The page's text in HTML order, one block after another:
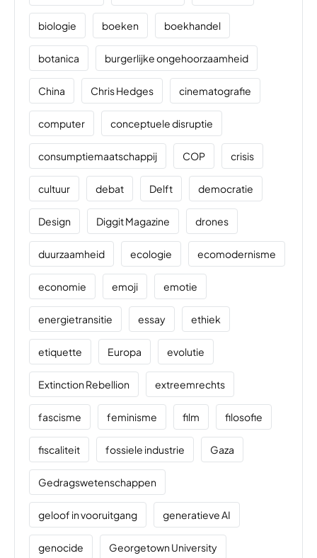
biologie boeken boekhandel
botanica burgerlijke ongehoorzaamheid
China Chris Hedges cinematografie
computer conceptuele disruptie
consumptiemaatschappij COP crisis
cultuur debat Delft democratie
Design Diggit Magazine drones
duurzaamheid ecologie ecomodernisme
economie emoji emotie
energietransitie essay ethiek
etiquette Europa evolutie
Extinction Rebellion extreemrechts
fascisme feminisme film filosofie
fiscaliteit fossiele industrie Gaza
Gedragswetenschappen
geloof in vooruitgang generatieve AI
genocide Georgetown University